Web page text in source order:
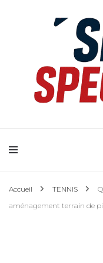
Accueil TENNIS
aménagement terrain de